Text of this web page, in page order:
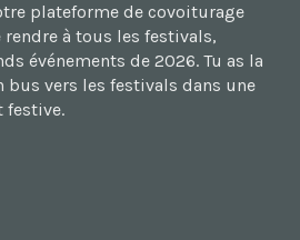
plateforme de covoiturage
rendre à tous les festivals,
événements de 2026. Tu as la
bus vers les festivals dans une
festive.